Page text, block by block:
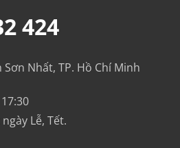
424
Sơn Nhất, TP. Hồ Chí Minh
Lễ, Tết.